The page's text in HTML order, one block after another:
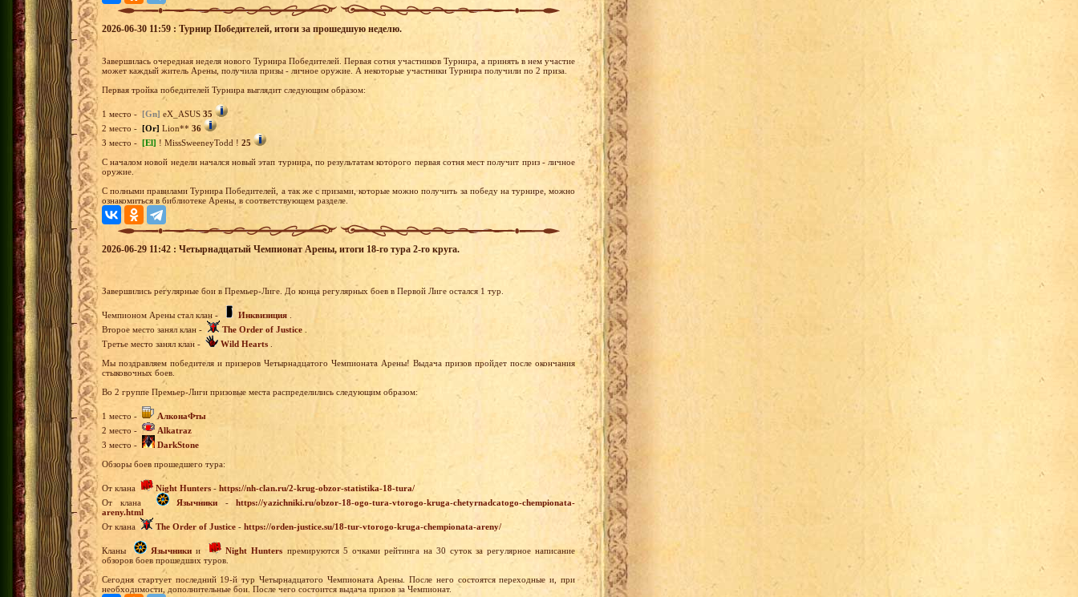
2026-06-30 11:59 : Турнир Победителей, итоги за прошедшую неделю.
Завершилась очередная неделя нового Турнира Победителей. Первая сотня участников Турнира, а принять в нем участие
может каждый житель Арены, получила призы - личное оружие. А некоторые участники Турнира получили по 2 приза.
Первая тройка победителей Турнира выглядит следующим образом:
1 место - [Gn] eX_ASUS 35
2 место - [Or] Lion** 36
3 место - [El] ! MissSweeneyTodd ! 25
С началом новой недели начался новый этап турнира, по результатам которого первая сотня мест получит приз - личное
оружие.
С полными правилами Турнира Победителей, а так же с призами, которые можно получить за победу на турнире, можно
ознакомиться в библиотеке Арены, в соответствующем разделе.
2026-06-29 11:42 : Четырнадцатый Чемпионат Арены, итоги 18-го тура 2-го круга.
Завершились регулярные бои в Премьер-Лиге. До конца регулярных боев в Первой Лиге остался 1 тур.
Чемпионом Арены стал клан - Инквизиция
Второе место занял клан -
The Order of Justice
Третье место занял клан -
Wild Hearts
Мы поздравляем победителя и призеров Четырнадцатого Чемпионата Арены! Выдача призов пройдет после окончания
стыковочных боев.
Во 2 группе Премьер-Лиги призовые места распределились следующим образом:
1 место -
АлконаФты
2 место -
Alkatraz
3 место -
DarkStone
Обзоры боев прошедшего тура:
От клана Night Hunters - https://nh-clan.ru/2-krug-obzor-statistika-18-tura/
От клана
Язычники - https://yazichniki.ru/obzor-18-ogo-tura-vtorogo-kruga-chetyrnadcatogo-chempionata-
areny.html
От клана
The Order of Justice - https://orden-justice.su/18-tur-vtorogo-kruga-chempionata-areny/
Кланы Язычники и Night Hunters премируются 5 очками рейтинга на 30 суток за регулярное написание
обзоров боев прошедших туров.
Сегодня стартует последний 19-й тур Четырнадцатого Чемпионата Арены. После него состоятся переходные и, при
необходимости, дополнительные бои. После чего состоится выдача призов за Чемпионат.